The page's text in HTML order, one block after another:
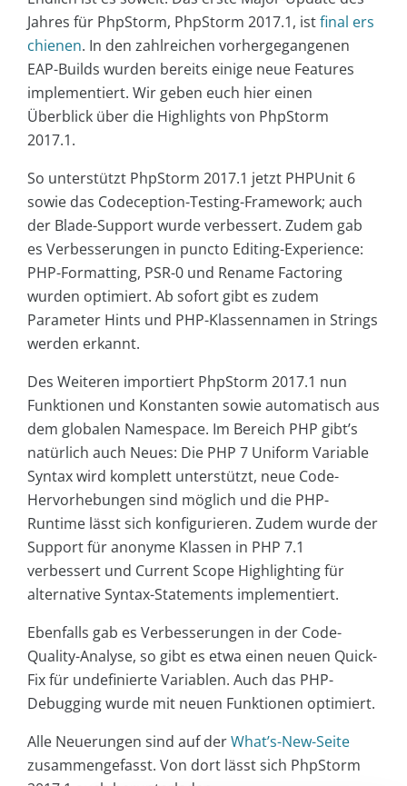
Jahres für PhpStorm, PhpStorm 2017.1, istfinal ers
chienen. In den zahlreichen vorhergegangenen
EAP-Builds wurden bereits einige neue Features
implementiert. Wir geben euch hier einen
Überblick über die Highlights von PhpStorm
2017.1.
So unterstützt PhpStorm 2017.1 jetzt PHPUnit 6
sowie das Codeception-Testing-Framework; auch
der Blade-Support wurde verbessert. Zudem gab
es Verbesserungen in puncto Editing-Experience:
PHP-Formatting, PSR-0 und Rename Factoring
wurden optimiert. Ab sofort gibt es zudem
Parameter Hints und PHP-Klassennamen in Strings
werden erkannt.
Des Weiteren importiert PhpStorm 2017.1 nun
Funktionen und Konstanten sowie automatisch aus
dem globalen Namespace. Im Bereich PHP gibt’s
natürlich auch Neues: Die PHP 7 Uniform Variable
Syntax wird komplett unterstützt, neue Code-
Hervorhebungen sind möglich und die PHP-
Runtime lässt sich konfigurieren. Zudem wurde der
Support für anonyme Klassen in PHP 7.1
verbessert und Current Scope Highlighting für
alternative Syntax-Statements implementiert.
Ebenfalls gab es Verbesserungen in der Code-
Quality-Analyse, so gibt es etwa einen neuen Quick-
Fix für undefinierte Variablen. Auch das PHP-
Debugging wurde mit neuen Funktionen optimiert.
Alle Neuerungen sind auf derWhat’s-New-Seite
zusammengefasst. Von dort lässt sich PhpStorm